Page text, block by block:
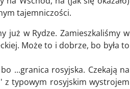
tajemniczości.
już w Rydze. Zamieszkaliśmy w
Może to i dobrze, bo była to
...granica rosyjska. Czekają na
z typowym rosyjskim wystrojem